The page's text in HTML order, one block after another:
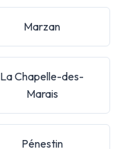
Marzan
La Chapelle-des-
Marais
Pénestin